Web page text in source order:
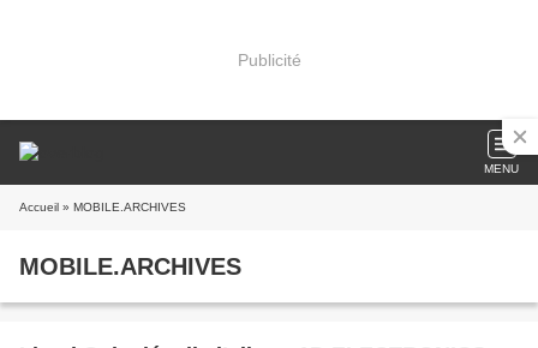
Publicité
MENU
Accueil » MOBILE.ARCHIVES
MOBILE.ARCHIVES